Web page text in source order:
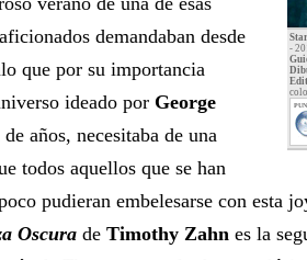
-
demandaban desde
que por su importancia
ideado por George
años, necesitaba de una
todos aquellos que se han
pudieran embelesarse con esta
Oscura de Timothy Zahn es la